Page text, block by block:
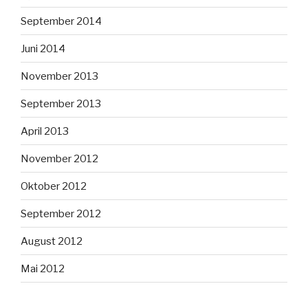
September 2014
Juni 2014
November 2013
September 2013
April 2013
November 2012
Oktober 2012
September 2012
August 2012
Mai 2012